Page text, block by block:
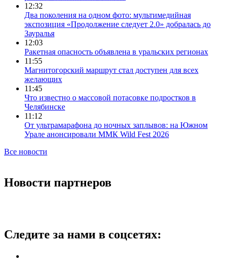
12:32
Два поколения на одном фото: мультимедийная
экспозиция «Продолжение следует 2.0» добралась до
Зауралья
12:03
Ракетная опасность объявлена в уральских регионах
11:55
Магнитогорский маршрут стал доступен для всех
желающих
11:45
Что известно о массовой потасовке подростков в
Челябинске
11:12
От ультрамарафона до ночных заплывов: на Южном
Урале анонсировали ММК Wild Fest 2026
Все новости
Новости партнеров
Следите за нами в соцсетях: